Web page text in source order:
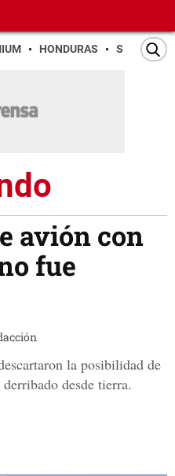
HONDURAS SAN PEDRO
avión con
fue
la posibilidad de
desde tierra.